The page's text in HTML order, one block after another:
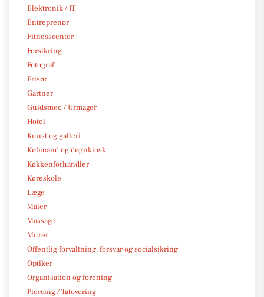
Elektronik / IT
Entreprenør
Fitnesscenter
Forsikring
Fotograf
Frisør
Gartner
Guldsmed / Urmager
Hotel
Kunst og galleri
Købmand og døgnkiosk
Køkkenforhandler
Køreskole
Læge
Maler
Massage
Murer
Offentlig forvaltning, forsvar og socialsikring
Optiker
Organisation og forening
Piercing / Tatovering